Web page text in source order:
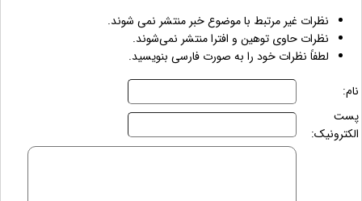
نظرات غیر مرتبط با موضوع خبر منتشر نمی شوند.
نظرات حاوی توهین و افترا منتشر نمی‌شوند.
لطفاً نظرات خود را به صورت فارسی بنویسید.
نام:
پست
الکترونیک: